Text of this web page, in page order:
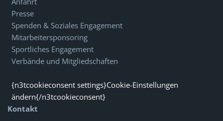
Presse
Spenden & Soziales Engagement
Mitarbeitersponsoring
Sportliches Engagement
Verbände und Mitgliedschaften
{n3tcookieconsent settings}Cookie-Einstellungen
ändern{/n3tcookieconsent}
Kontakt